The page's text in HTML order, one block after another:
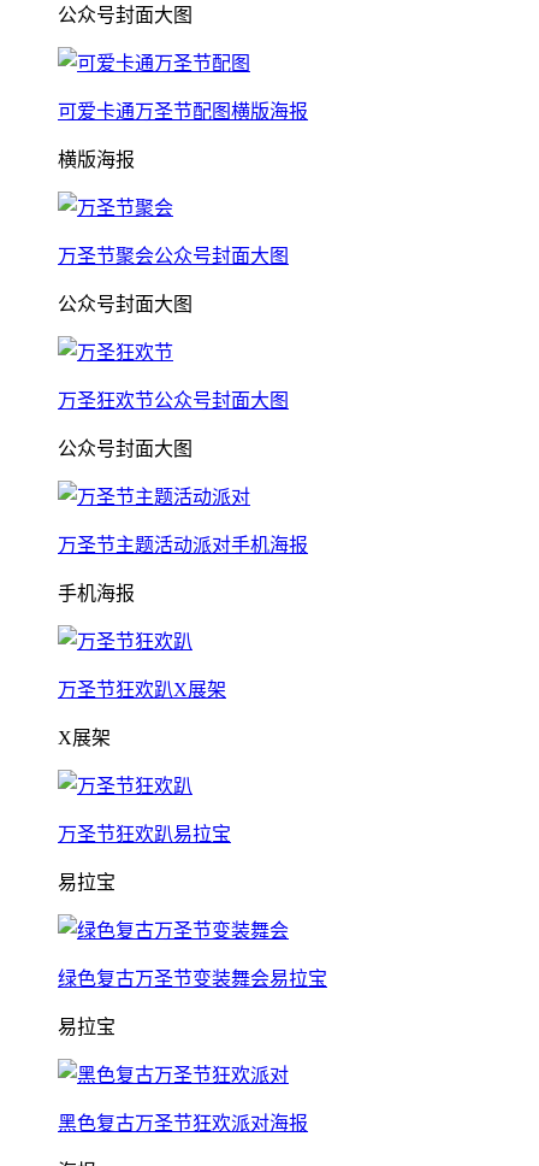
公众号封面大图
可爱卡通万圣节配图横版海报
横版海报
万圣节聚会公众号封面大图
公众号封面大图
万圣狂欢节公众号封面大图
公众号封面大图
万圣节主题活动派对手机海报
手机海报
万圣节狂欢趴X展架
X展架
万圣节狂欢趴易拉宝
易拉宝
绿色复古万圣节变装舞会易拉宝
易拉宝
黑色复古万圣节狂欢派对海报